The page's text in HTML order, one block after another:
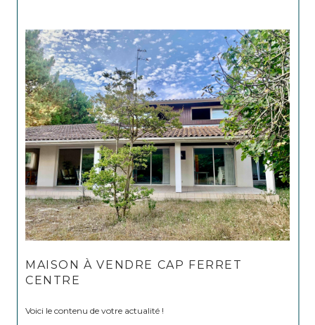
MAISON À VENDRE CAP FERRET
CENTRE
Voici le contenu de votre actualité !